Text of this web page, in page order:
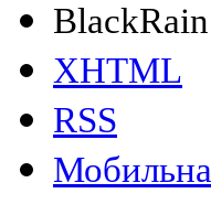
XHTML
RSS